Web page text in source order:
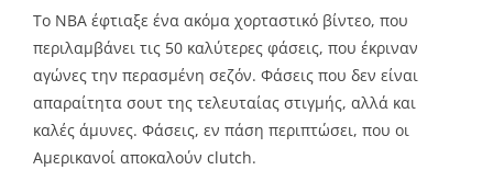
Το NBA έφτιαξε ένα ακόμα χορταστικό βίντεο, που
περιλαμβάνει τις 50 καλύτερες φάσεις, που έκριναν
αγώνες την περασμένη σεζόν. Φάσεις που δεν είναι
απαραίτητα σουτ της τελευταίας στιγμής, αλλά και
καλές άμυνες. Φάσεις, εν πάση περιπτώσει, που οι
Αμερικανοί αποκαλούν clutch.